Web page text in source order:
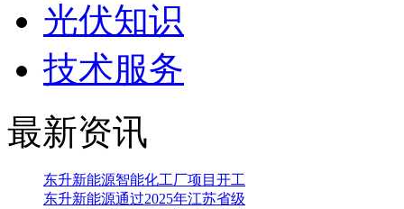
光伏知识
技术服务
最新资讯
东升新能源智能化工厂项目开工
东升新能源通过2025年江苏省级